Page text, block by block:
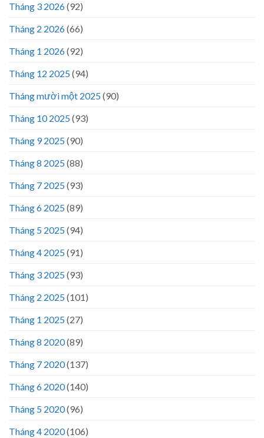
Tháng 3 2026(92)
Tháng 2 2026(66)
Tháng 1 2026(92)
Tháng 12 2025(94)
Tháng mười một 2025(90)
Tháng 10 2025(93)
Tháng 9 2025(90)
Tháng 8 2025(88)
Tháng 7 2025(93)
Tháng 6 2025(89)
Tháng 5 2025(94)
Tháng 4 2025(91)
Tháng 3 2025(93)
Tháng 2 2025(101)
Tháng 1 2025(27)
Tháng 8 2020(89)
Tháng 7 2020(137)
Tháng 6 2020(140)
Tháng 5 2020(96)
Tháng 4 2020(106)